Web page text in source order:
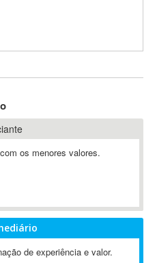
os menores valores.
de experiência e valor.